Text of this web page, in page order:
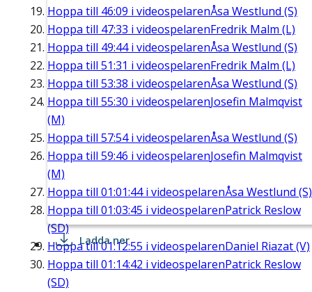
Hoppa till 46:09 i videospelarenÅsa Westlund (S)
Hoppa till 47:33 i videospelarenFredrik Malm (L)
Hoppa till 49:44i videospelarenÅsa Westlund (S)
Hoppa till 51:31 i videospelarenFredrik Malm (L)
Hoppa till 53:38 i videospelarenÅsa Westlund (S)
Hoppa till 55:30 i videospelarenJosefin Malmqvist
(M)
Hoppa till 57:54i videospelarenÅsa Westlund (S)
Hoppa till 59:46 i videospelarenJosefin Malmqvist
(M)
Hoppa till 01:01:44i videospelarenÅsa Westlund (S)
Hoppa till 01:03:45 i videospelarenPatrick Reslow
(SD)
Hoppa till01:12:55 i videospelarenDaniel Riazat (V)
Hoppa till 01:14:42 i videospelarenPatrick Reslow
(SD)
Ladda ner